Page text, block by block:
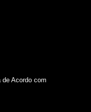
de Acordo com